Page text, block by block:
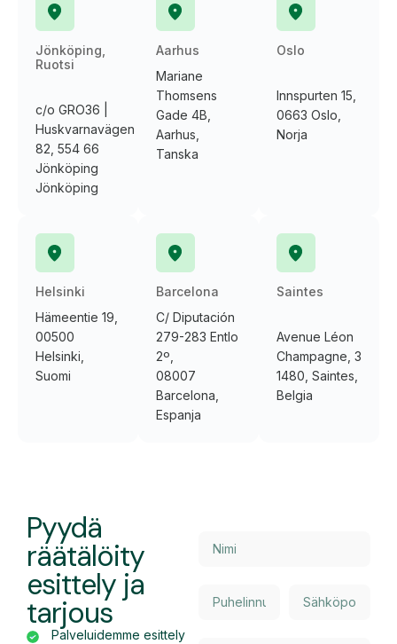
Jönköping,
Ruotsi
c/o GRO36 |
Huskvarnavägen
82, 554 66
Jönköping
Jönköping
Aarhus
Mariane
Thomsens
Gade 4B,
Aarhus,
Tanska
Oslo
Innspurten 15,
0663 Oslo,
Norja
Helsinki
Hämeentie 19,
00500
Helsinki,
Suomi
Barcelona
C/ Diputación
279-283 Entlo
2º,
08007
Barcelona,
Espanja
Saintes
Avenue Léon
Champagne, 3
1480, Saintes,
Belgia
Pyydä
räätälöity
esittely ja
tarjous
Palveluidemme esittely